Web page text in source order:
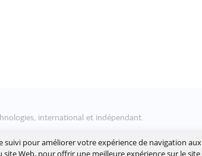
suivi pour améliorer votre expérience de navigation aux
site Web, pour offrir une meilleure expérience sur le site
international et indépendant.
l'échelle, afin de délivrer rapidement la valeur